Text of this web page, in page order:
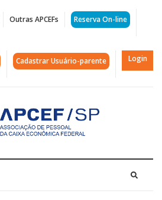
Outras APCEFs Reserva On-line
Cadastrar Usuário-parente Login